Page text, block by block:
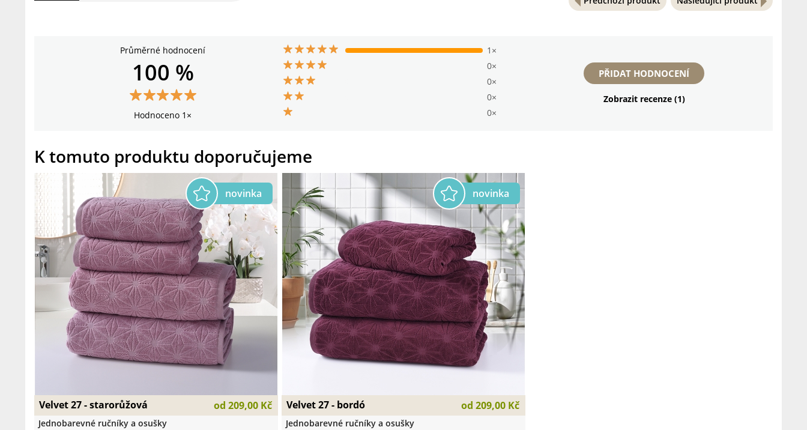
Průměrné hodnocení
1×
0×
0×
0×
0×
PŘIDAT HODNOCENÍ
Zobrazit recenze (1)
100 %
Hodnoceno 1×
Velvet 27 - starorůžová od 209,00 Kč
Jednobarevné ručníky a osušky
Velvet 27 - bordó od 209,00 Kč
Jednobarevné ručníky a osušky
K tomuto produktu doporučujeme